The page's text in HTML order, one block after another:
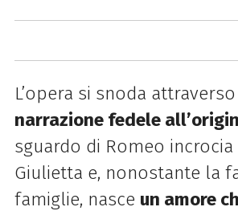
L’opera si snoda
narrazione fedele
sguardo di Romeo
Giulietta e, nonostante la
famiglie, nasce un amore